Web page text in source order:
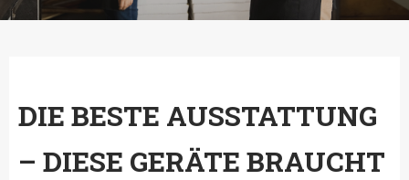
DIE BESTE AUSSTATTUNG
– DIESE GERÄTE BRAUCHT